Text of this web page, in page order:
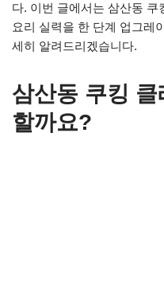
다. 이번 글에서는 삼산동 쿠
요리 실력을 한 단계 업그레
세히 알려드리겠습니다.
삼산동 쿠킹
할까요?